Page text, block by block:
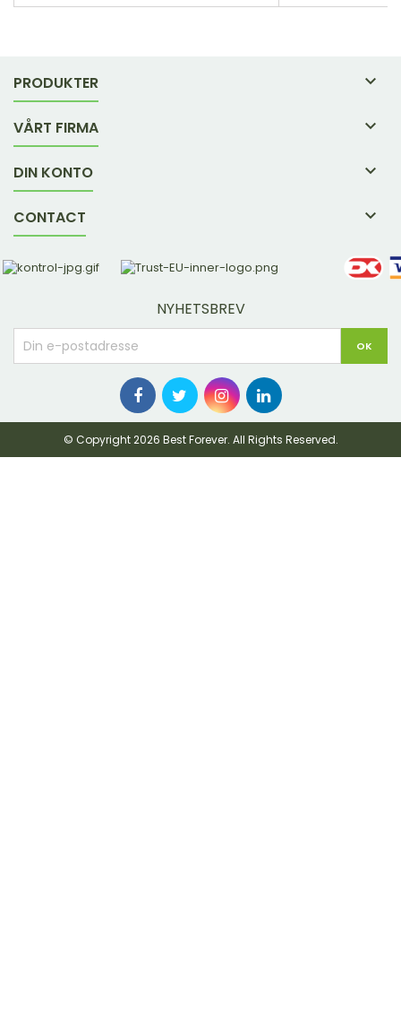
PRODUKTER 
VÅRT FIRMA 
DIN KONTO 
CONTACT 
NYHETSBREV
© Copyright 2026 Best Forever. All Rights Reserved.